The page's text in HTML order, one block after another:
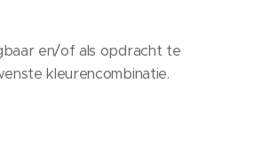
en/of als opdracht te
kleurencombinatie.